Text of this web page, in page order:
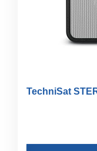
TechniSat